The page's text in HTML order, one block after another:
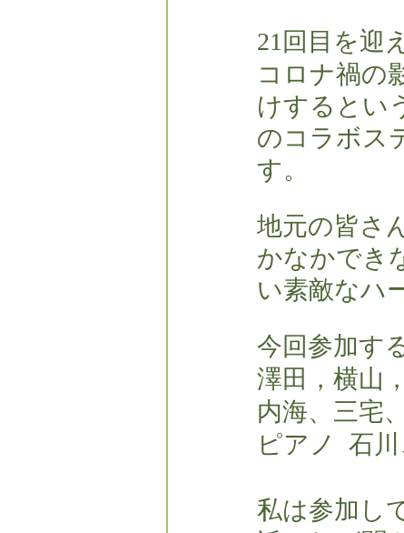
21回目を迎
コロナ禍の
けするとい
のコラボス
す。
地元の皆さ
かなかでき
い素敵なハ
今回参加す
澤田，横山
内海、三宅
ピアノ  石
私は参加し